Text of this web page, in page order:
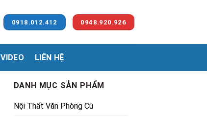
0918.012.412 0948.920.926
VIDEO LIÊN HỆ
DANH MỤC SẢN PHẨM
Nội Thất Văn Phòng Cũ